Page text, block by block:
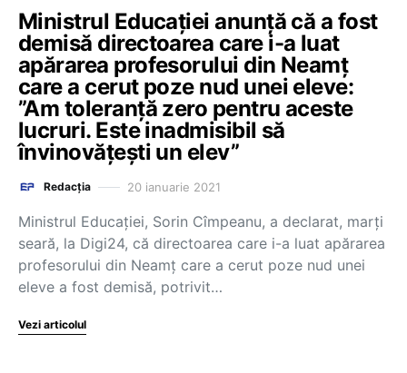
Ministrul Educației anunță că a fost
demisă directoarea care i-a luat
apărarea profesorului din Neamț
care a cerut poze nud unei eleve:
”Am toleranță zero pentru aceste
lucruri. Este inadmisibil să
învinovățești un elev”
Redacția 20 ianuarie 2021
Ministrul Educației, Sorin Cîmpeanu, a declarat, marți
seară, la Digi24, că directoarea care i-a luat apărarea
profesorului din Neamț care a cerut poze nud unei
eleve a fost demisă, potrivit…
Vezi articolul